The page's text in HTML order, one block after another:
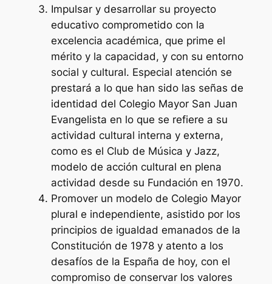
Impulsar y desarrollar su proyecto
educativo comprometido con la
excelencia académica, que prime el
mérito y la capacidad, y con su entorno
social y cultural. Especial atención se
prestará a lo que han sido las señas de
identidad del Colegio Mayor San Juan
Evangelista en lo que se refiere a su
actividad cultural interna y externa,
como es el Club de Música y Jazz,
modelo de acción cultural en plena
actividad desde su Fundación en 1970.
Promover un modelo de Colegio Mayor
plural e independiente, asistido por los
principios de igualdad emanados de la
Constitución de 1978 y atento a los
desafíos de la España de hoy, con el
compromiso de conservar los valores